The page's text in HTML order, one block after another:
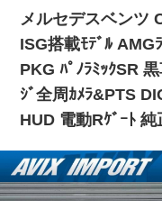
メルセデスベンツ
ISG搭載ﾓﾃﾞﾙ AMG
PKG ﾊﾟﾉﾗﾐｯｸSR
ｼﾞ全周ｶﾒﾗ&PTS
HUD 電動Rｹﾞｰﾄ